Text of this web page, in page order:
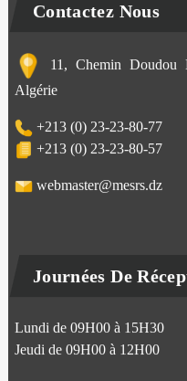
Contactez Nous
11, Chemin
Algérie
+213 (0) 23-23-80-77
+213 (0) 23-23-80-57
webmaster@mesrs.dz
Journées De
Lundi de 09H00 à 15H30
Jeudi de 09H00 à 12H00